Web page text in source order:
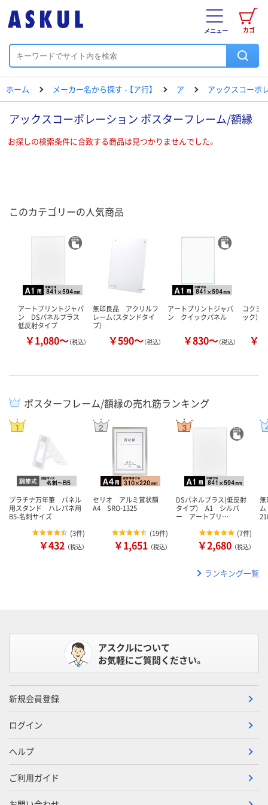
カゴ
メニュー
ホーム メーカー名から探す - 【ア行】 ア アックスコーポ
アックスコーポレーション ポスターフレーム/額縁
お探しの検索条件に合致する商品は見つかりませんでした。
このカテゴリーの人気商品
アートプリントジャパ
ン DSパネルプラス
低反射タイプ
￥1,080～（税込）
無印良品 アクリルフ
レーム（スタンドタイ
プ）
￥590～（税込）
アートプリントジャパ
ン クイックパネル
￥830～（税込）
コクヨ
ック）
￥
ポスターフレーム/額縁の売れ筋ランキング
プラチナ万年筆 パネル
用スタンド ハレパネ用
B5-名刺サイズ
(3件)
￥432 （税込）
セリオ アルミ賞状額
A4 SRO-1325
(19件)
￥1,651 （税込）
DSパネルプラス(低反射
タイプ） A1 シルバ
ー アートプリ…
(7件)
￥2,680 （税込）
無
ム
ランキング一覧
アスクルについて
お気軽にご質問ください。
新規会員登録
ログイン
ヘルプ
ご利用ガイド